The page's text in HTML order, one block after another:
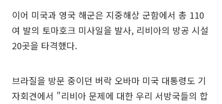
이어 미국과 영국 해군은 지중해상 군함에서 총 110
여 발의 토마호크 미사일을 발사, 리비아의 방공 시설
20곳을 타격했다.
브라질을 방문 중이던 버락 오바마 미국 대통령도 기
자회견에서 "리비아 문제에 대한 우리 서방국들의 합